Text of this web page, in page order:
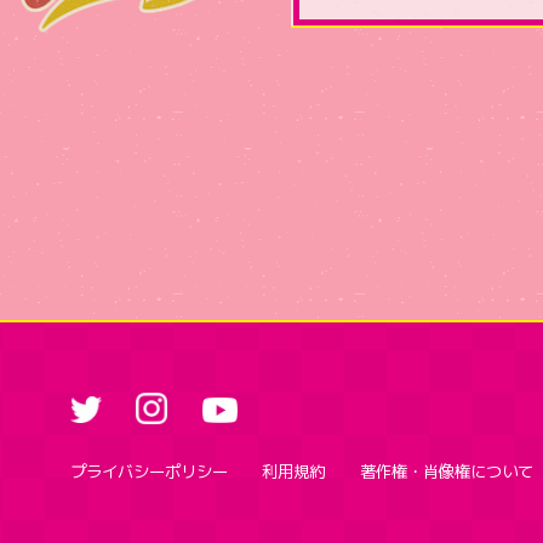
プライバシーポリシー 利用規約 著作権・肖像権について